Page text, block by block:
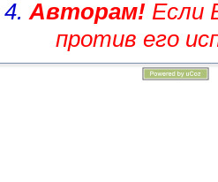
4. Авторам!Если
против его